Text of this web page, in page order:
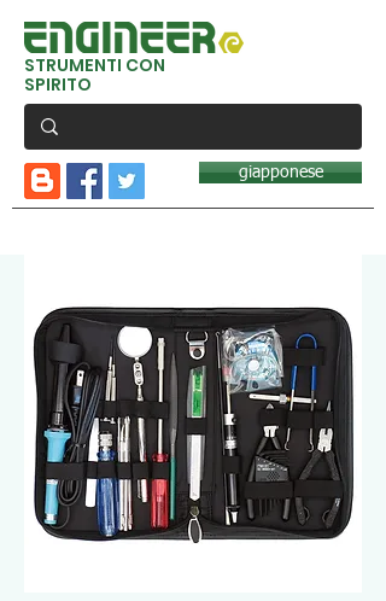
STRUMENTI CON
SPIRITO
giapponese